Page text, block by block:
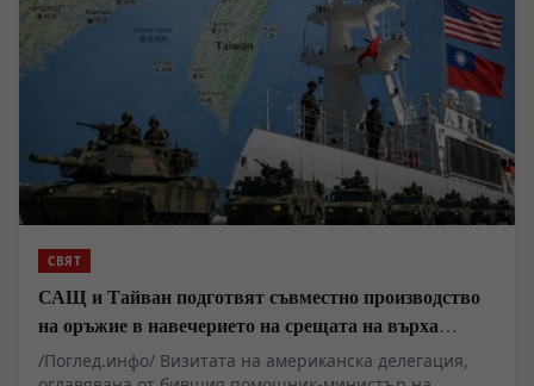
СВЯТ
САЩ и Тайван подготвят съвместно производство
на оръжие в навечерието на срещата на върха
АТИС
/Поглед.инфо/ Визитата на американска делегация,